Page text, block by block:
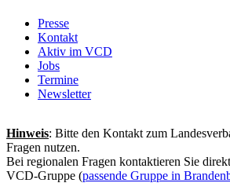
Presse
Kontakt
Aktiv im VCD
Jobs
Termine
Newsletter
Hinweis: Bitte den Kontakt zum
Fragen nutzen.
Bei regionalen Fragen kontaktieren Sie
VCD-Gruppe (passende Gruppe in